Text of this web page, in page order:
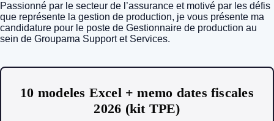
Passionné par le secteur de l’assurance et motivé par les défis
que représente la gestion de production, je vous présente ma
candidature pour le poste de Gestionnaire de production au
sein de Groupama Support et Services.
10 modeles Excel + memo dates fiscales
2026 (kit TPE)